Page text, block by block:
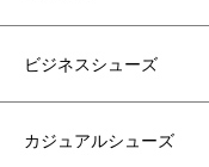
ビジネスシューズ
カジュアルシューズ